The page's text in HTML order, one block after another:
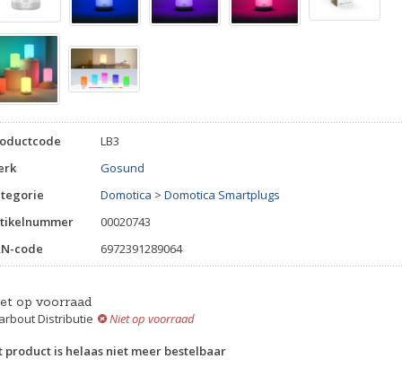
LB3
Gosund
Domotica > Domotica Smartplugs
00020743
code
6972391289064
op voorraad
Distributie
Niet op voorraad
product is helaas niet meer bestelbaar